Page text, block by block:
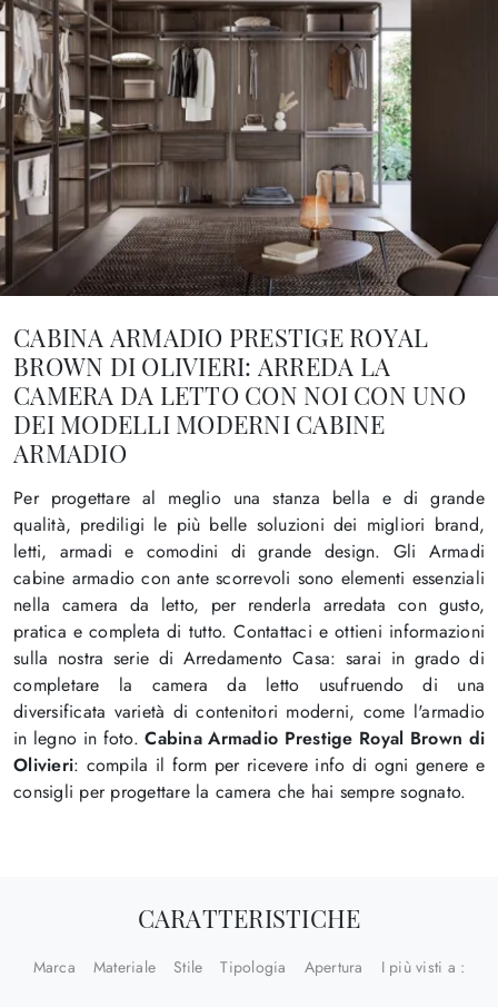
CABINA ARMADIO PRESTIGE ROYAL
BROWN DI OLIVIERI: ARREDA LA
CAMERA DA LETTO CON NOI CON UNO
DEI MODELLI MODERNI CABINE
ARMADIO
Per progettare al meglio una stanza bella e di grande
qualità, prediligi le più belle soluzioni dei migliori brand,
letti, armadi e comodini di grande design. Gli Armadi
cabine armadio con ante scorrevoli sono elementi essenziali
nella camera da letto, per renderla arredata con gusto,
pratica e completa di tutto. Contattaci e ottieni informazioni
sulla nostra serie di Arredamento Casa: sarai in grado di
completare la camera da letto usufruendo di una
diversificata varietà di contenitori moderni, come l'armadio
in legno in foto.Cabina Armadio Prestige Royal Brown di
Olivieri: compila il form per ricevere info di ogni genere e
consigli per progettare la camera che hai sempre sognato.
CARATTERISTICHE
Marca Materiale Stile Tipologia Apertura I più visti a :